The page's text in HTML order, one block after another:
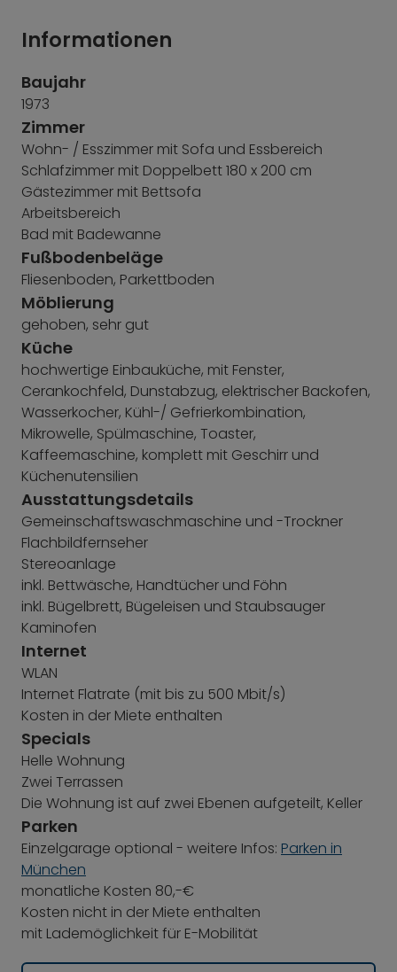
Hinweis (Stand: Mai 2026)
sowie ein zusätzliches Bett (1,20 m breit) aufgestellt.
Diese Ausstattung ist auf den aktuellen Fotos und
im Video noch nicht zu sehen.
Informationen
Baujahr
1973
Zimmer
Wohn- / Esszimmer mit Sofa und Essbereich
Schlafzimmer mit Doppelbett 180 x 200 cm
Gästezimmer mit Bettsofa
Arbeitsbereich
Bad mit Badewanne
Fußbodenbeläge
Fliesenboden, Parkettboden
Möblierung
gehoben, sehr gut
Küche
hochwertige Einbauküche, mit Fenster,
Cerankochfeld, Dunstabzug, elektrischer Backofen,
Wasserkocher, Kühl-/ Gefrierkombination,
Mikrowelle, Spülmaschine, Toaster,
Kaffeemaschine, komplett mit Geschirr und
Küchenutensilien
Ausstattungsdetails
Gemeinschaftswaschmaschine und -Trockner
Flachbildfernseher
Stereoanlage
inkl. Bettwäsche, Handtücher und Föhn
inkl. Bügelbrett, Bügeleisen und Staubsauger
Kaminofen
Internet
WLAN
Internet Flatrate (mit bis zu 500 Mbit/s)
Kosten in der Miete enthalten
Specials
Helle Wohnung
Zwei Terrassen
Die Wohnung ist auf zwei Ebenen aufgeteilt, Keller
Parken
Einzelgarage optional - weitere Infos: Parken in
München
monatliche Kosten 80,-€
Kosten nicht in der Miete enthalten
mit Lademöglichkeit für E-Mobilität